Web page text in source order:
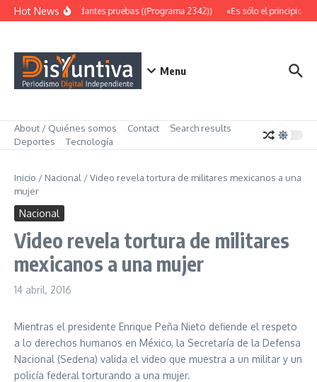
Saltar al contenido
Hot NewsAbundantes pruebas ((Programa 2342)) «Es sólo el principio»
Menu
About / Quiénes somos Contact
Search results
Deportes
Tecnología
Inicio / Nacional /Video revela tortura de militares mexicanos a una
mujer
Nacional
Video revela tortura de militares
mexicanos a una mujer
14 abril, 2016
Mientras el presidente Enrique Peña Nieto defiende el respeto
a lo derechos humanos en México, la Secretaría de la Defensa
Nacional (Sedena) valida el video que muestra a un militar y un
policía federal torturando a una mujer.